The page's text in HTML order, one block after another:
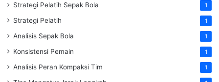
Strategi Pelatih Sepak Bola 1
Strategi Pelatih 1
Analisis Sepak Bola 1
Konsistensi Pemain 1
Analisis Peran Kompaksi Tim 1